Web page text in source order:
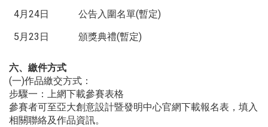
4月24日
公告入圍名單(暫定)
5月23日
頒獎典禮(暫定)
六、繳件方式
(一)作品繳交方式：
步驟一：上網下載參賽表格
參賽者可至亞大創意設計暨發明中心官網下載報名表，填入
相關聯絡及作品資訊。